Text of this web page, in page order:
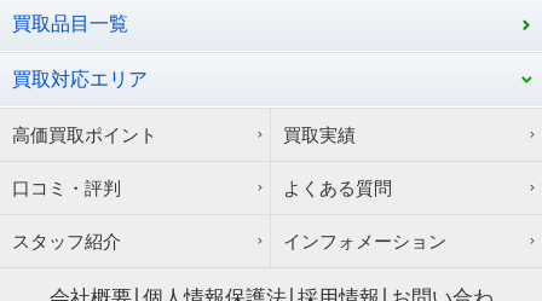
買取品目一覧
買取対応エリア
高価買取ポイント 買取実績
口コミ・評判 よくある質問
スタッフ紹介 インフォメーション